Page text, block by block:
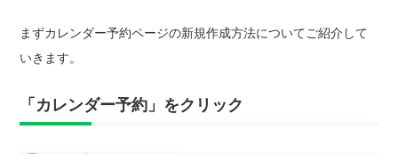
まずカレンダー予約ページの新規作成方法についてご紹介して
いきます。
「カレンダー予約」をクリック